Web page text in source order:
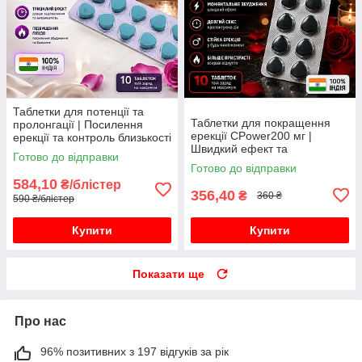
Таблетки для потенції та
пролонгації | Посилення
ерекції та контроль близькості
10 таблеток
Готово до відправки
584,10 ₴/блістер
590 ₴/блістер
Купити
Таблетки для покращення
ерекції CPower200 мг |
Швидкий ефект та
впевненість у собі
Готово до відправки
356,40 ₴ 360 ₴
Купити
Показати ще
Про нас
96% позитивних з 197 відгуків за рік